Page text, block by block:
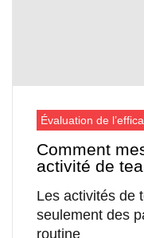
Évaluation de
Comment
activité de
Les activités de
seulement des
routine